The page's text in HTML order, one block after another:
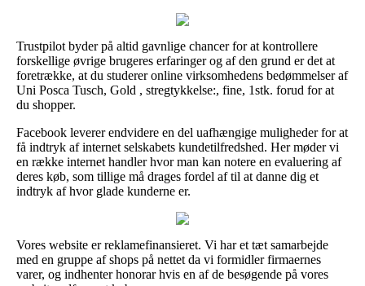
Trustpilot byder på altid gavnlige chancer for at kontrollere
forskellige øvrige brugeres erfaringer og af den grund er det at
foretrække, at du studerer online virksomhedens bedømmelser af
Uni Posca Tusch, Gold , stregtykkelse:, fine, 1stk. forud for at
du shopper.
Facebook leverer endvidere en del uafhængige muligheder for at
få indtryk af internet selskabets kundetilfredshed. Her møder vi
en række internet handler hvor man kan notere en evaluering af
deres køb, som tillige må drages fordel af til at danne dig et
indtryk af hvor glade kunderne er.
Vores website er reklamefinansieret. Vi har et tæt samarbejde
med en gruppe af shops på nettet da vi formidler firmaernes
varer, og indhenter honorar hvis en af de besøgende på vores